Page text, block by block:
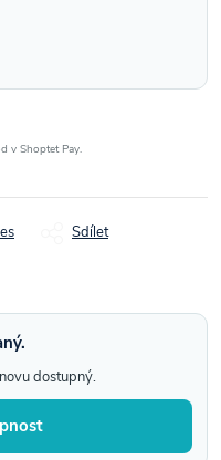
v Shoptet Pay.
Sdílet
dostupný.